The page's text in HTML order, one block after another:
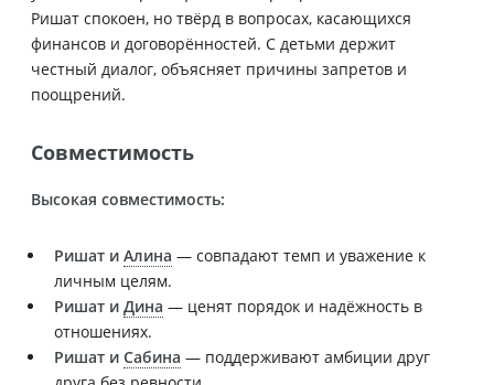
Ришат спокоен, но твёрд в вопросах, касающихся
финансов и договорённостей. С детьми держит
честный диалог, объясняет причины запретов и
поощрений.
Совместимость
Высокая совместимость:
Ришат и Алина — совпадают темп и уважение к
личным целям.
Ришат и Дина — ценят порядок и надёжность в
отношениях.
Ришат и Сабина — поддерживают амбиции друг